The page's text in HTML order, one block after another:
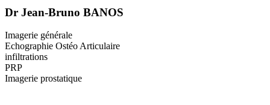
Dr Jean-Bruno BANOS
Imagerie générale
Echographie Ostéo Articulaire
infiltrations
PRP
Imagerie prostatique